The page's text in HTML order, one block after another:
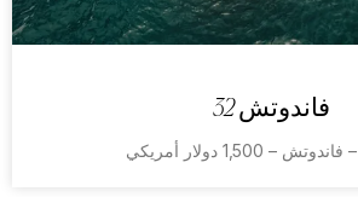
فاندوتش 32